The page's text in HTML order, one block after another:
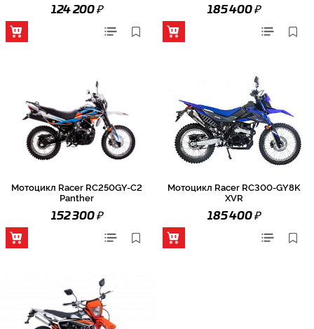
124 200₽ 185 400₽
Мотоцикл Racer RC250GY-C2
Panther
152 300₽
Мотоцикл Racer RC300-GY8K
XVR
185 400₽